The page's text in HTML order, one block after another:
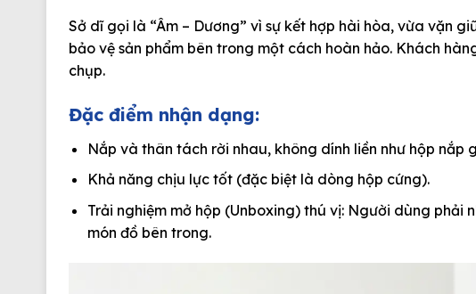
Sở dĩ gọi là “Âm – Dương” vì sự kết hợp hài hòa, vừa vặn
bảo vệ sản phẩm bên trong một cách hoàn hảo. Khách
chụp.
Đặc điểm nhận dạng:
Nắp và thân tách rời nhau, không dính liền như hộp nắp
Khả năng chịu lực tốt (đặc biệt là dòng hộp cứng).
Trải nghiệm mở hộp (Unboxing) thú vị: Người dùng
món đồ bên trong.